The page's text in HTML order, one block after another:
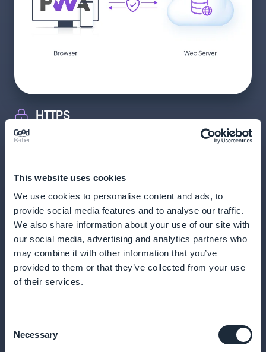
This website uses cookies
We use cookies to personalise content and ads, to
provide social media features and to analyse our traffic.
We also share information about your use of our site with
our social media, advertising and analytics partners who
may combine it with other information that you’ve
provided to them or that they’ve collected from your use
of their services.
Selection
Necessary
HTTPS
Garantisce una connessione sicura per proteggere